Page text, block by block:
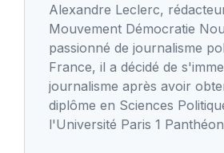
Alexandre Leclerc,
Mouvement Démocratie
passionné de journalisme
France, il a décidé de
journalisme après avoir
diplôme en Sciences
l'Université Paris 1